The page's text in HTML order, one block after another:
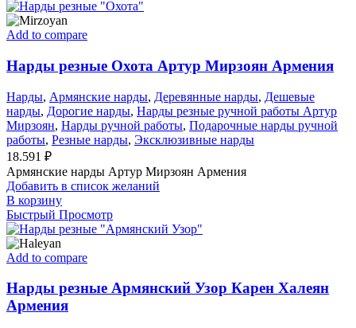
Add to compare
Нарды резные Охота Артур Мирзоян Армения
Нарды, Армянские нарды, Деревянные нарды, Дешевые
нарды, Дорогие нарды, Нарды резные ручной работы Артур
Мирзоян, Нарды ручной работы, Подарочные нарды ручной
работы, Резные нарды, Эксклюзивные нарды
18.591 ₽
Армянские нарды Артур Мирзоян Армения
Добавить в список желаний
В корзину
Быстрый Просмотр
Add to compare
Нарды резные Армянский Узор Карен Халеян
Армения